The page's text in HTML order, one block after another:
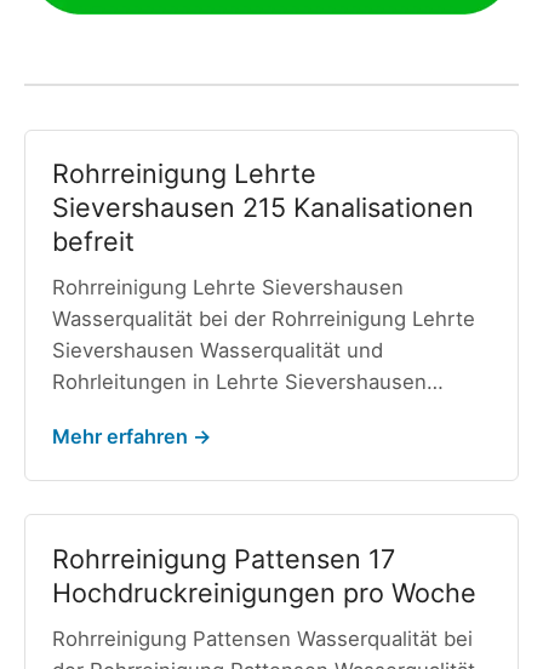
Rohrreinigung Lehrte
Sievershausen 215 Kanalisationen
befreit
Rohrreinigung Lehrte Sievershausen
Wasserqualität bei der Rohrreinigung Lehrte
Sievershausen Wasserqualität und
Rohrleitungen in Lehrte Sievershausen…
Mehr erfahren →
Rohrreinigung Pattensen 17
Hochdruckreinigungen pro Woche
Rohrreinigung Pattensen Wasserqualität bei